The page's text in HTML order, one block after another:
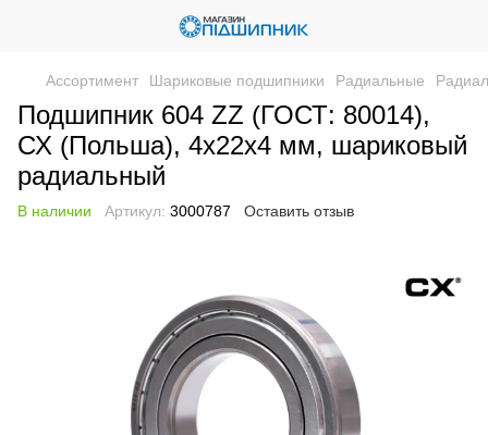
Ассортимент Шариковые подшипники Радиальные
Подшипник 604 ZZ (ГОСТ: 80014),
СХ (Польша), 4х22х4 мм, шариковый
радиальный
В наличии Артикул: 3000787 Оставить отзыв